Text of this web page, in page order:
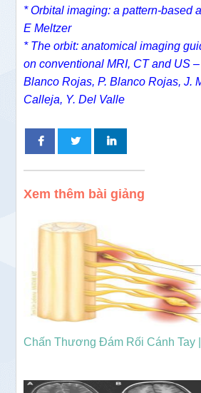
* Orbital imaging: a pattern-based
E Meltzer
* The orbit: anatomical imaging
on conventional MRI, CT and US
Blanco Rojas, P. Blanco Rojas, J.
Calleja, Y. Del Valle
Xem thêm bài giảng
Chấn Thương Đám Rối Cánh Tay